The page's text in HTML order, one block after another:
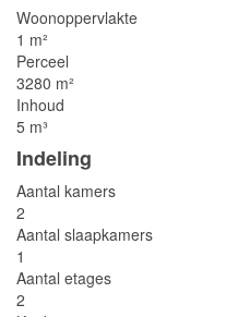
Woonoppervlakte
1 m²
Perceel
3280 m²
Inhoud
5 m³
Indeling
Aantal kamers
2
Aantal slaapkamers
1
Aantal etages
2